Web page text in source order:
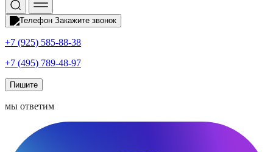
Закажите звонок
+7 (925) 585-88-38
+7 (495) 789-48-97
Пишите
мы ответим